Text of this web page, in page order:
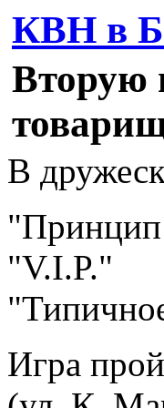
КВН в
Вторую
В
"V.I.P."
Игра